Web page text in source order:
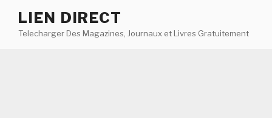
contenu
LIEN DIRECT
Telecharger Des Magazines, Journaux et Livres Gratuitement